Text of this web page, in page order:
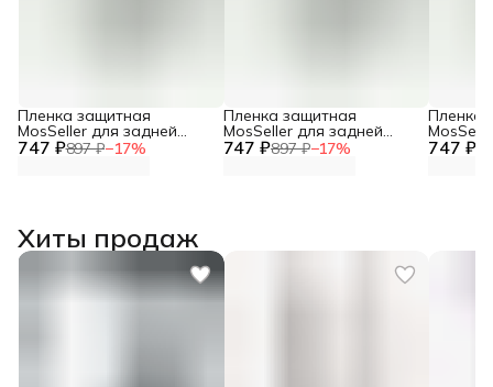
747 ₽897 ₽−17%
Пленка защитная
MosSeller для задней
панели для OnePlus Nord 747 ₽897 ₽−17%
Пленка защитная
MosSeller для задней
панели для OnePlus Nord 747 ₽
Пленка
панели
Хиты продаж